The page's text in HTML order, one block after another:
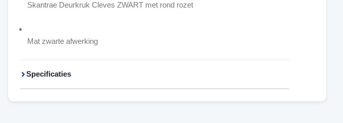
Skantrae Deurkruk Cleves ZWART met rond rozet
Mat zwarte afwerking
Specificaties